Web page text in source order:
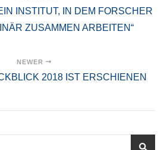
INSTITUT, IN DEM FORSCHER
ZUSAMMEN ARBEITEN“
NEWER
2018 IST ERSCHIENEN